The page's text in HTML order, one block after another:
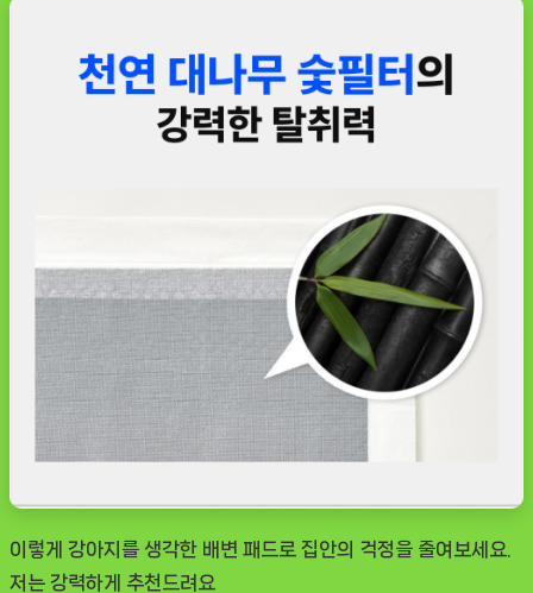
이렇게 강아지를 생각한 배변 패드로 집안의 걱정을 줄여보세요.
저는 강력하게 추천드려요